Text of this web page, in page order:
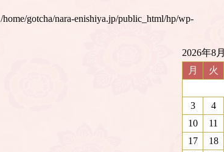
/home/gotcha/nara-enishiya.jp/public_html/hp/wp-
2026年8月
月
火
3
4
10
11
17
18